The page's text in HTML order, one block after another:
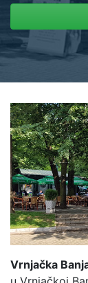
Vrnjačka